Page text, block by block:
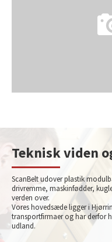
Teknisk viden
ScanBelt udover plastik
drivremme, maskinfødder,
verden over.
Vores hovedsæde ligger i
transportfirmaer og har derfor
udland.